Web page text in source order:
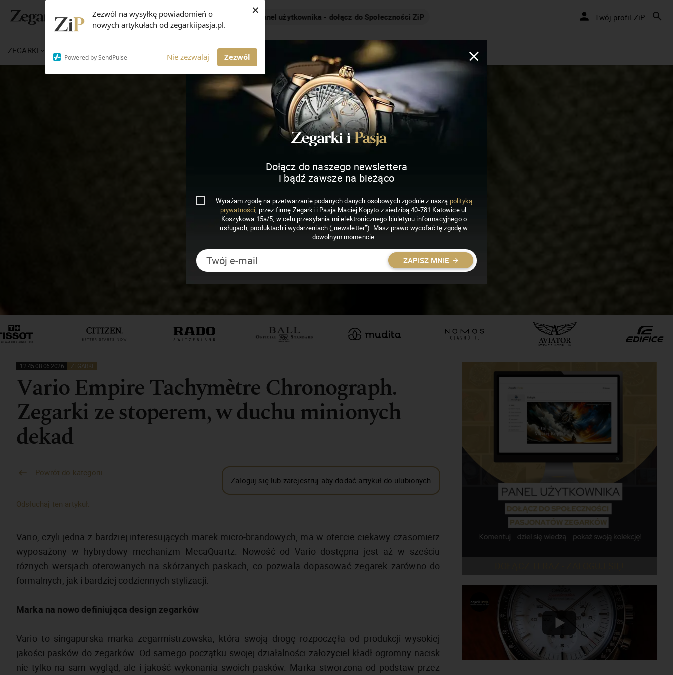
Zezwól na wysyłkę powiadomień o
nowych artykułach od zegarkiipasja.pl.
Powered by SendPulse Nie zezwalaj Zezwól
× Nakręcamy pozytywnie... cały czas! Twój profil ZiP
ZEGARKI MAGAZYN ZEGARKI I PASJA
12:45 08.06.2026 ZEGARKI
Vario Empire Tachymètre Chronograph.
Zegarki ze stoperem, w duchu minionych
dekad
Powrót do kategorii
Zaloguj się lub zarejestruj aby dodać artykuł do ulubionych
Odsłuchaj ten artykuł:
Vario, czyli jedna z bardziej interesujących marek micro-brandowych, ma w ofercie ciekawy czasomierz
wyposażony w hybrydowy mechanizm MecaQuartz. Nowość od Vario dostępna jest aż w sześciu
różnych wersjach oferowanych na skórzanych paskach, co pozwala dopasować zegarek zarówno do
formalnych, jak i bardziej codziennych stylizacji.
Marka na nowo definiująca design zegarków
Vario to singapurska marka zegarmistrzowska, która swoją drogę rozpoczęła od produkcji wysokiej
jakości pasków do zegarków. Od samego początku swojej działalności założyciel kładł ogromny nacisk
nie tylko na sam wygląd, ale i jakość wykonania swoich pasków. Marka stworzona od podstaw przez
Dołącz do naszego newslettera
i bądź zawsze na bieżąco
Wyrażam zgodę na przetwarzanie podanych danych osobowych zgodnie z naszą polityką
prywatności, przez firmę Zegarki i Pasja Maciej Kopyto z siedzibą 40-781 Katowice ul.
Koszykowa 15a/5, w celu przesyłania mi elektronicznego biuletynu informacyjnego o
usługach, produktach i wydarzeniach („newsletter”). Masz prawo wycofać tę zgodę w
dowolnym momencie.
ZAPISZ MNIE